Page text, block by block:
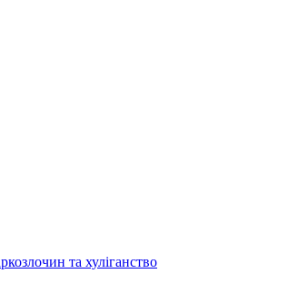
та хуліганство